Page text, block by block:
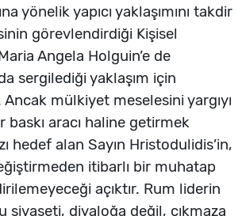
yönelik yapıcı yaklaşımını takdir
görevlendirdiği Kişisel
Angela Holguin’e de
sergilediği yaklaşım için
mülkiyet meselesini yargıyı
baskı aracı haline getirmek
hedef alan Sayın Hristodulidis’in,
itibarlı bir muhatap
açıktır. Rum liderin
siyaseti, diyaloğa değil, çıkmaza